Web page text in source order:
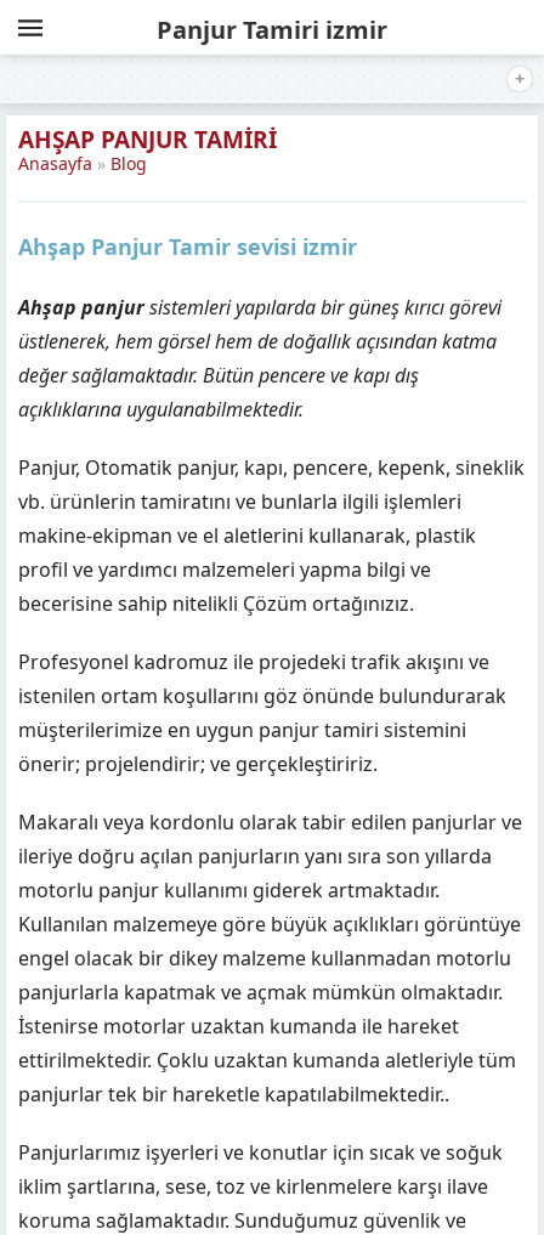
Panjur Tamiri izmir
AHŞAP PANJUR TAMIRI
Anasayfa » Blog
Ahşap Panjur Tamir sevisi izmir
Ahşap panjursistemleri yapılarda bir güneş kırıcı görevi
üstlenerek, hem görsel hem de doğallık açısından katma
değer sağlamaktadır. Bütün pencere ve kapı dış
açıklıklarına uygulanabilmektedir.
Panjur, Otomatik panjur, kapı, pencere, kepenk, sineklik
vb. ürünlerin tamiratını ve bunlarla ilgili işlemleri
makine-ekipman ve el aletlerini kullanarak, plastik
profil ve yardımcı malzemeleri yapma bilgi ve
becerisine sahip nitelikli Çözüm ortağınızız.
Profesyonel kadromuz ile projedeki trafik akışını ve
istenilen ortam koşullarını göz önünde bulundurarak
müşterilerimize en uygun panjur tamiri sistemini
önerir; projelendirir; ve gerçekleştiririz.
Makaralı veya kordonlu olarak tabir edilen panjurlar ve
ileriye doğru açılan panjurların yanı sıra son yıllarda
motorlu panjur kullanımı giderek artmaktadır.
Kullanılan malzemeye göre büyük açıklıkları görüntüye
engel olacak bir dikey malzeme kullanmadan motorlu
panjurlarla kapatmak ve açmak mümkün olmaktadır.
İstenirse motorlar uzaktan kumanda ile hareket
ettirilmektedir. Çoklu uzaktan kumanda aletleriyle tüm
panjurlar tek bir hareketle kapatılabilmektedir..
Panjurlarımız işyerleri ve konutlar için sıcak ve soğuk
iklim şartlarına, sese, toz ve kirlenmelere karşı ilave
koruma sağlamaktadır. Sunduğumuz güvenlik ve